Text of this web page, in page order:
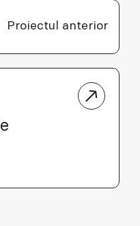
Proiectul anterior